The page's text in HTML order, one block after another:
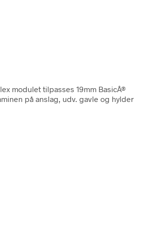
modulet tilpasses 19mm BasicÂ®
på anslag, udv. gavle og hylder